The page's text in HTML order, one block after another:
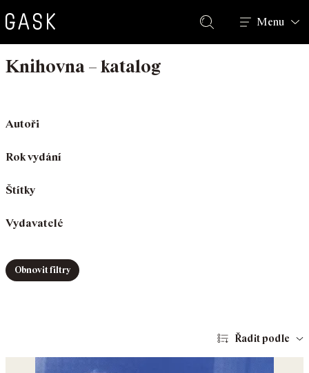
Hledat
Menu
Knihovna – katalog
Autoři
Rok vydání
Štítky
Vydavatelé
Obnovit filtry
Řadit podle